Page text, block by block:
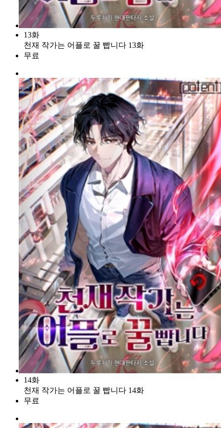
13화
천재 작가는 어플로 꿀 빱니다 13화
무료
14화
천재 작가는 어플로 꿀 빱니다 14화
무료